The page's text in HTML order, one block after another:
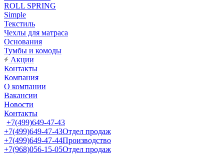
ROLL SPRING
Simple
Текстиль
Чехлы для матраса
Основания
Тумбы и комоды
Акции
Контакты
Компания
О компании
Вакансии
Новости
Контакты
+7(499)649-47-43
+7(499)649-47-43Отдел продаж
+7(499)649-47-44Производство
+7(968)056-15-05Отдел продаж